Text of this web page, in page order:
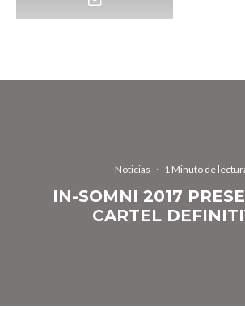
Noticias · 1 Minuto de
IN-SOMNI 2017
CARTEL